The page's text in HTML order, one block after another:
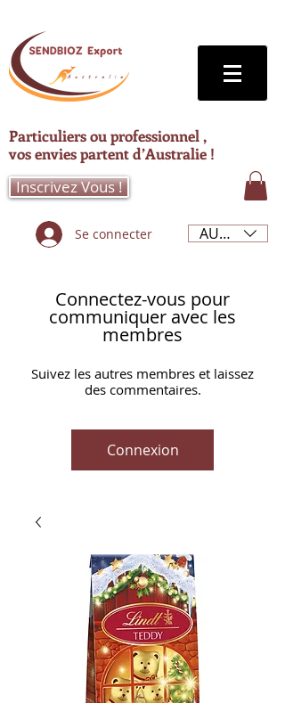
Particuliers ou professionnel ,
vos envies partent d’Australie !
Inscrivez Vous !
Se connecter AUD (AU$)
Connectez-vous pour
communiquer avec les
membres
Suivez les autres membres et laissez
des commentaires.
Connexion